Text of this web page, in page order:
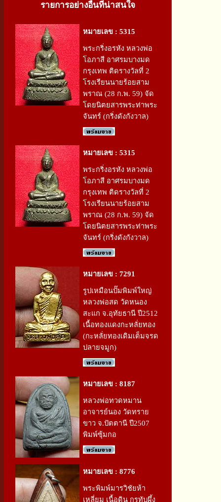
รายการอย่างอื่นที่น่าสนใจ
หมายเลข : 5315
พระกริ่งอรหัง หลวงพ่อ
โอภาสี อาศรมบางมด
กรุงเทพ ติดรางวัลที่ 2
โรงเรียนนายร้อยสาม
พราณ (28 ก.พ. 59) จัด
โดยนิตยสารพระท่าพระ
จันทร์ (กริ่งดังกังวาล)
หมายเลข : 5315
พระกริ่งอรหัง หลวงพ่อ
โอภาสี อาศรมบางมด
กรุงเทพ ติดรางวัลที่ 2
โรงเรียนนายร้อยสาม
พราณ (28 ก.พ. 59) จัด
โดยนิตยสารพระท่าพระ
จันทร์ (กริ่งดังกังวาล)
หมายเลข : 7291
รูปเหมือนปั๊มพิมพ์ใหญ่
หลวงพ่อสด วัดหนอง
สะแก จ.อุทัยธานี ปี2512
เนื้อทองแดงกะหลั่ยทอง
(กะหลั่ยทองเดิมเต็มจรด
ปลายจมูก)
หมายเลข : 8187
หลวงพ่อทวดหมาน
อาจารย์นอง วัดทราย
ขาว จ.ปัตตานี ปี2507
พิมพ์ซุ้มกอ
หมายเลข : 8776
พระพิมพ์มารวิชัยห้า
เหลี่ยม เนื้อดิน กรุทับผึ้ง